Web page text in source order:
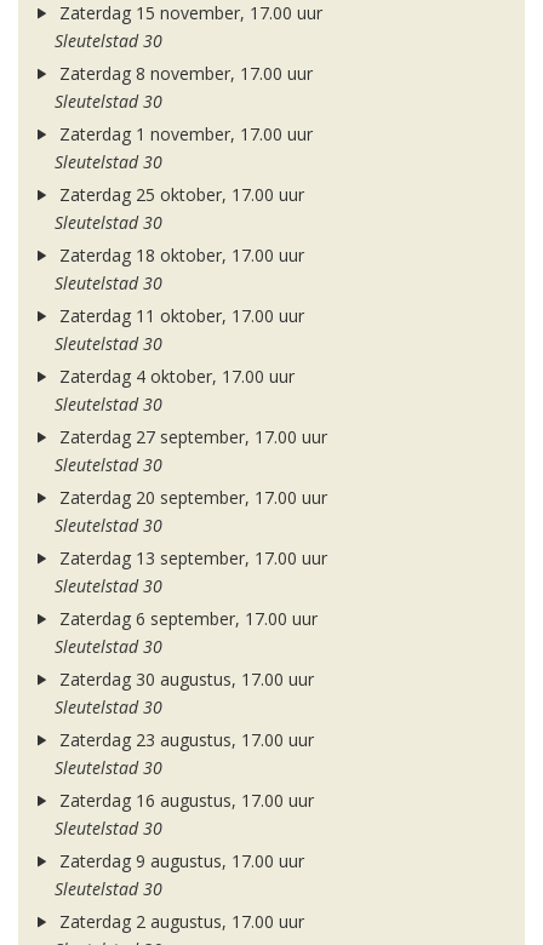
Zaterdag 15 november, 17.00 uur
Sleutelstad 30
Zaterdag 8 november, 17.00 uur
Sleutelstad 30
Zaterdag 1 november, 17.00 uur
Sleutelstad 30
Zaterdag 25 oktober, 17.00 uur
Sleutelstad 30
Zaterdag 18 oktober, 17.00 uur
Sleutelstad 30
Zaterdag 11 oktober, 17.00 uur
Sleutelstad 30
Zaterdag 4 oktober, 17.00 uur
Sleutelstad 30
Zaterdag 27 september, 17.00 uur
Sleutelstad 30
Zaterdag 20 september, 17.00 uur
Sleutelstad 30
Zaterdag 13 september, 17.00 uur
Sleutelstad 30
Zaterdag 6 september, 17.00 uur
Sleutelstad 30
Zaterdag 30 augustus, 17.00 uur
Sleutelstad 30
Zaterdag 23 augustus, 17.00 uur
Sleutelstad 30
Zaterdag 16 augustus, 17.00 uur
Sleutelstad 30
Zaterdag 9 augustus, 17.00 uur
Sleutelstad 30
Zaterdag 2 augustus, 17.00 uur